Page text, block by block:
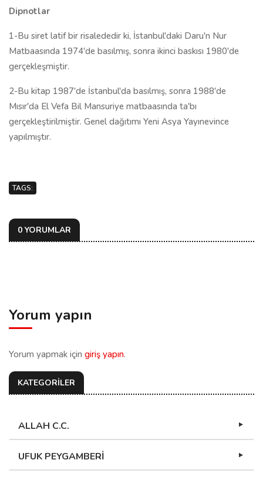
Dipnotlar
1-Bu siret latif bir risalededir ki, İstanbul'daki Daru'n Nur
Matbaasında 1974'de basılmış, sonra ikinci baskısı 1980'de
gerçekleşmiştir.
2-Bu kitap 1987'de İstanbul'da basılmış, sonra 1988'de
Mısır'da El Vefa Bil Mansuriye matbaasında ta'bı
gerçekleştirilmiştir. Genel dağıtımı Yeni Asya Yayınevince
yapılmıştır.
TAGS:
0 YORUMLAR
Yorum yapın
Yorum yapmak için giriş yapın.
KATEGORİLER
ALLAH C.C.
UFUK PEYGAMBERİ